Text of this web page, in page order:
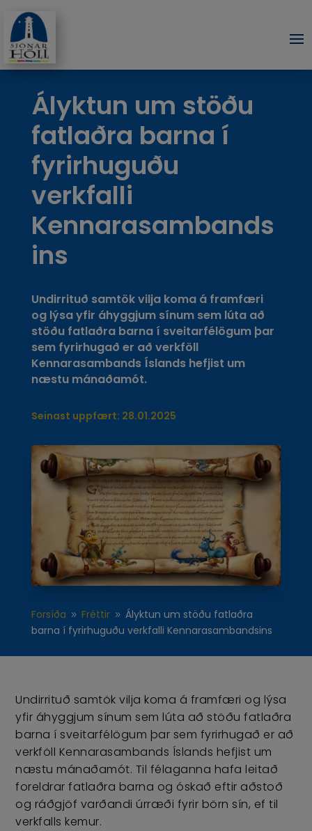
Ályktun um stöðu
fatlaðra barna í
fyrirhuguðu
verkfalli
Kennarasambands
ins
Undirrituð samtök vilja koma á framfæri
og lýsa yfir áhyggjum sínum sem lúta að
stöðu fatlaðra barna í sveitarfélögum þar
sem fyrirhugað er að verkföll
Kennarasambands Íslands hefjist um
næstu mánaðamót.
Seinast uppfært: 28.01.2025
Forsíða 9 Fréttir 9 Ályktun um stöðu fatlaðra
barna í fyrirhuguðu verkfalli Kennarasambandsins
Undirrituð samtök vilja koma á framfæri og lýsa
yfir áhyggjum sínum sem lúta að stöðu fatlaðra
barna í sveitarfélögum þar sem fyrirhugað er að
verkföll Kennarasambands Íslands hefjist um
næstu mánaðamót. Til félaganna hafa leitað
foreldrar fatlaðra barna og óskað eftir aðstoð
og ráðgjöf varðandi úrræði fyrir börn sín, ef til
verkfalls kemur.